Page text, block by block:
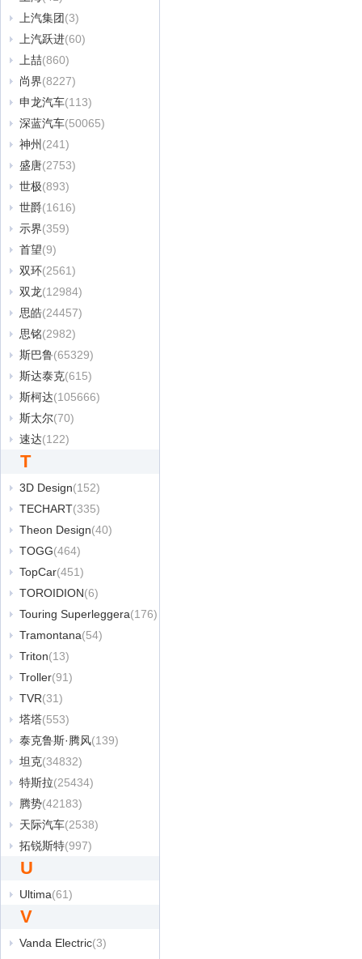
上汽集团(3)
上汽跃进(60)
上喆(860)
尚界(8227)
申龙汽车(113)
深蓝汽车(50065)
神州 (241)
盛唐(2753)
世极(893)
世爵(1616)
示界(359)
首望(9)
双环(2561)
双龙(12984)
思皓(24457)
思铭(2982)
斯巴鲁(65329)
斯达泰克(615)
斯柯达(105666)
斯太尔(70)
速达(122)
T
3D Design(152)
TECHART(335)
Theon Design(40)
TOGG(464)
TopCar(451)
TOROIDION(6)
Touring Superleggera(176)
Tramontana(54)
Triton(13)
Troller(91)
TVR(31)
塔塔(553)
泰克鲁斯·腾风(139)
坦克(34832)
特斯拉(25434)
腾势(42183)
天际汽车(2538)
拓锐斯特(997)
U
Ultima(61)
V
Vanda Electric(3)